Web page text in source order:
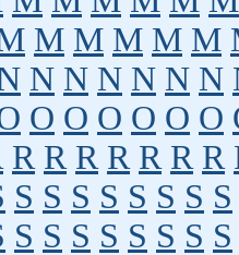
M M M M M
N N N N N N
O O O O O O
R R R R R R R
S S S S S S S S
S S S S S S S S